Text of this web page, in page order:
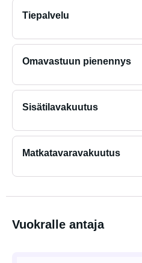
Tiepalvelu
Omavastuun pienennys
Sisätilavakuutus
Matkatavaravakuutus
Vuokralle antaja